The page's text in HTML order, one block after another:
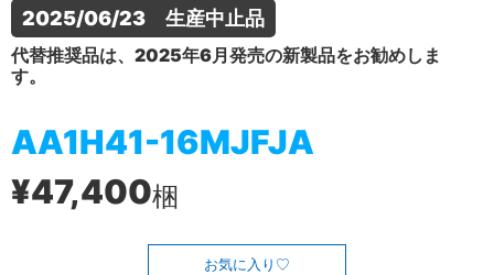
2025/06/23　生産中止品
代替推奨品は、2025年6月発売の新製品をお勧めしま
す。
AA1H41-16MJFJA
¥47,400梱
お気に入り